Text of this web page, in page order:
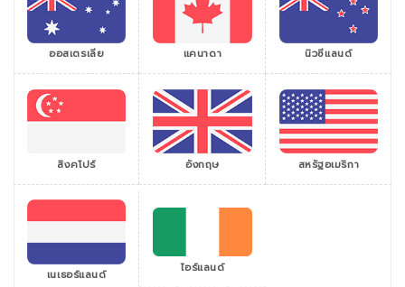
ออสเตรเลีย แคนาดา นิวซีแลนด์
สิงคโปร์ อังกฤษ สหรัฐอเมริกา
เนเธอร์แลนด์ ไอร์แลนด์